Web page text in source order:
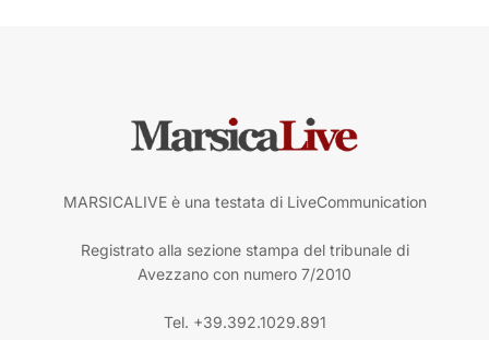
MARSICALIVE è una testata di LiveCommunication
Registrato alla sezione stampa del tribunale di
Avezzano con numero 7/2010
Tel. +39.392.1029.891